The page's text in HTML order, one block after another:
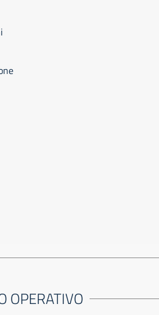
OPERATIVO